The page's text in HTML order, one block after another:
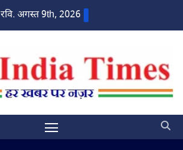
रवि. अगस्त 9th, 2026